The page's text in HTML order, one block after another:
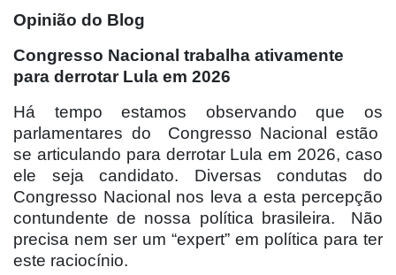
Opinião do Blog
Congresso Nacional trabalha ativamente
para derrotar Lula em 2026
Há tempo estamos observando que os
parlamentares do
Congresso Nacional estão
se articulando para derrotar Lula em 2026, caso
ele seja candidato. Diversas condutas do
Congresso Nacional nos leva a esta percepção
contundente de nossa política brasileira.
Não
precisa nem ser um “expert” em política para ter
este raciocínio.